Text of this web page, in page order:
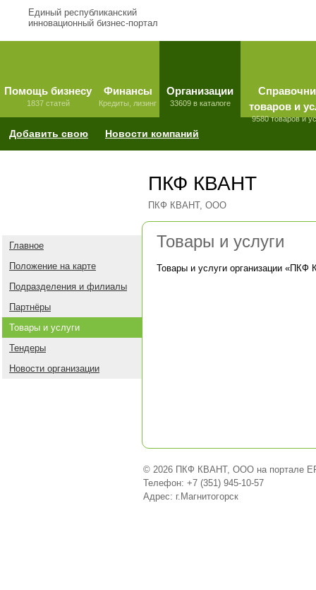
Единый республиканский
инновационный бизнес-портал
Помощь бизнесу
1837 статей
Финансы
Кредиты, лизинг
Организации
33609 в каталоге
товаров и
9580 товаров и
Добавить свою Новости компаний
ПКФ КВАНТ
ПКФ КВАНТ, ООО
Главное
Положение на карте
Подразделения и филиалы
Партнёры
Товары и услуги
Тендеры
Новости организации
Товары и услуги
Товары и услуги организации «ПКФ
© 2026 ПКФ КВАНТ, ООО на портале
Телефон: +7 (351) 945-10-57
Адрес: г.Магнитогорск